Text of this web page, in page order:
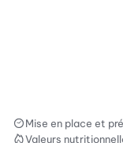
Mise en place et
Valeurs